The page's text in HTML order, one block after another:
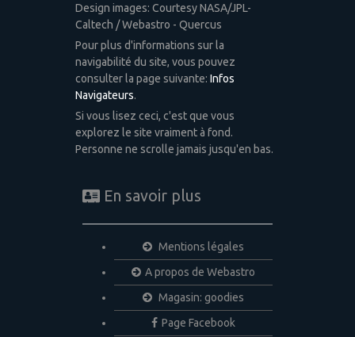
Design images: Courtesy NASA/JPL-
Caltech / Webastro - Quercus
Pour plus d'informations sur la
navigabilité du site, vous pouvez
consulter la page suivante: Infos
Navigateurs.
Si vous lisez ceci, c'est que vous
explorez le site vraiment à fond.
Personne ne scrolle jamais jusqu'en bas.
En savoir plus
Mentions légales
A propos de Webastro
Magasin: goodies
Page Facebook